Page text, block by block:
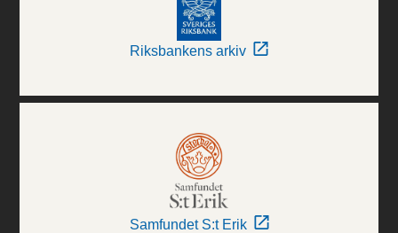
Riksbankens arkiv
Samfundet S:t Erik